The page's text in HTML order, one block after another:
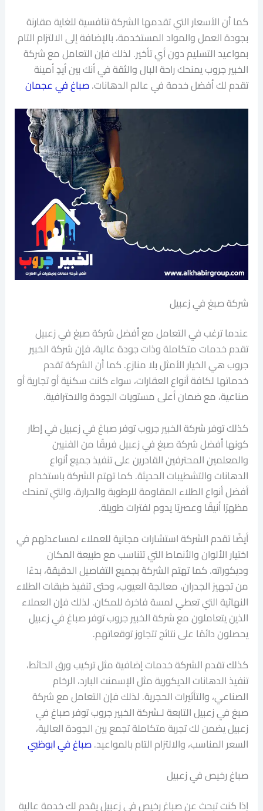
كما أن الأسعار التي تقدمها الشركة تنافسية للغاية مقارنة
بجودة العمل والمواد المستخدمة، بالإضافة إلى الالتزام التام
بمواعيد التسليم دون أي تأخير. لذلك فإن التعامل مع شركة
الخبير جروب يمنحك راحة البال والثقة في أنك بين أيدٍ أمينة
تقدم لك أفضل خدمة في عالم الدهانات.صباغ في عجمان
شركة صبغ في زعبيل
عندما ترغب في التعامل مع أفضل شركة صبغ في زعبيل
تقدم خدمات متكاملة وذات جودة عالية، فإن شركة الخبير
جروب هي الخيار الأمثل بلا منازع. كما أن الشركة تقدم
خدماتها لكافة أنواع العقارات، سواء كانت سكنية أو تجارية أو
صناعية، مع ضمان أعلى مستويات الجودة والاحترافية.
كذلك توفر شركة الخبير جروب توفر صباغ في زعبيل في إطار
كونها أفضل شركة صبغ في زعبيل فريقًا من الفنيين
والمعلمين المحترفين القادرين على تنفيذ جميع أنواع
الدهانات والتشطيبات الحديثة. كما تهتم الشركة باستخدام
أفضل أنواع الطلاء المقاومة للرطوبة والحرارة، والتي تمنحك
مظهرًا أنيقًا وعصريًا يدوم لفترات طويلة.
أيضًا تقدم الشركة استشارات مجانية للعملاء لمساعدتهم في
اختيار الألوان والأنماط التي تتناسب مع طبيعة المكان
وديكوراته. كما تهتم الشركة بجميع التفاصيل الدقيقة، بدءًا
من تجهيز الجدران، معالجة العيوب، وحتى تنفيذ طبقات الطلاء
النهائية التي تعطي لمسة فاخرة للمكان. لذلك فإن العملاء
الذين يتعاملون مع شركة الخبير جروب توفر صباغ في زعبيل
يحصلون دائمًا على نتائج تتجاوز توقعاتهم.
كذلك تقدم الشركة خدمات إضافية مثل تركيب ورق الحائط،
تنفيذ الدهانات الديكورية مثل الإسمنت البارد، الرخام
الصناعي، والتأثيرات الحجرية. لذلك فإن التعامل مع شركة
صبغ في زعبيل التابعة لـشركة الخبير جروب توفر صباغ في
زعبيل يضمن لك تجربة متكاملة تجمع بين الجودة العالية،
السعر المناسب، والالتزام التام بالمواعيد.صباغ في ابوظبي
صباغ رخيص في زعبيل
إذا كنت تبحث عن صباغ رخيص في زعبيل يقدم لك خدمة عالية